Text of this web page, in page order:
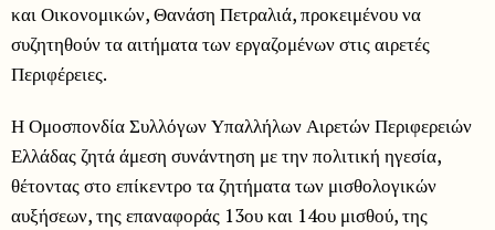
και Οικονομικών, Θανάση Πετραλιά, προκειμένου να
συζητηθούν τα αιτήματα των εργαζομένων στις αιρετές
Περιφέρειες.
Η Ομοσπονδία Συλλόγων Υπαλλήλων Αιρετών Περιφερειών
Ελλάδας ζητά άμεση συνάντηση με την πολιτική ηγεσία,
θέτοντας στο επίκεντρο τα ζητήματα των μισθολογικών
αυξήσεων, της επαναφοράς 13ου και 14ου μισθού, της